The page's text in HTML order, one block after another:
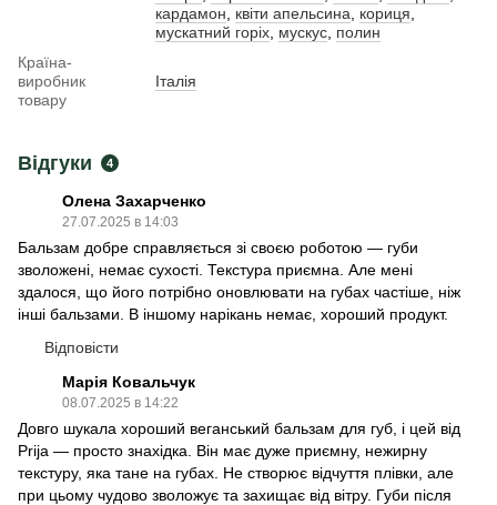
кардамон
квіти апельсина кориця
мускатний горіх мускус полин
Країна-
виробник
товару
Італія
Відгуки 4
Олена Захарченко
27.07.2025 в 14:03
Бальзам добре справляється зі своєю роботою — губи
зволожені, немає сухості. Текстура приємна. Але мені
здалося, що його потрібно оновлювати на губах частіше, ніж
інші бальзами. В іншому нарікань немає, хороший продукт.
Відповісти
Марія Ковальчук
08.07.2025 в 14:22
Довго шукала хороший веганський бальзам для губ, і цей від
Prija — просто знахідка. Він має дуже приємну, нежирну
текстуру, яка тане на губах. Не створює відчуття плівки, але
при цьому чудово зволожує та захищає від вітру. Губи після